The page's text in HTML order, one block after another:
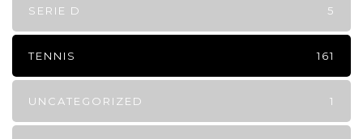
SERIE D 5
TENNIS 161
UNCATEGORIZED 1